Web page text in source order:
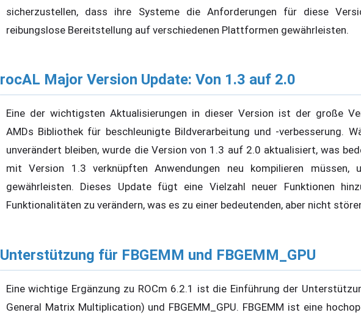
sicherzustellen, dass ihre Systeme die Anforderungen für diese
reibungslose Bereitstellung auf verschiedenen Plattformen gewährleisten.
rocAL Major Version Update: Von 1.3 auf 2.0
Eine der wichtigsten Aktualisierungen in dieser Version ist der große
AMDs Bibliothek für beschleunigte Bildverarbeitung und -verbesserung.
unverändert bleiben, wurde die Version von 1.3 auf 2.0 aktualisiert, was
mit Version 1.3 verknüpften Anwendungen neu kompilieren
gewährleisten. Dieses Update fügt eine Vielzahl neuer Funktionen
Funktionalitäten zu verändern, was es zu einer bedeutenden, aber nicht
Unterstützung für FBGEMM und FBGEMM_GPU
Eine wichtige Ergänzung zu ROCm 6.2.1 ist die Einführung der
General Matrix Multiplication) und FBGEMM_GPU. FBGEMM ist eine